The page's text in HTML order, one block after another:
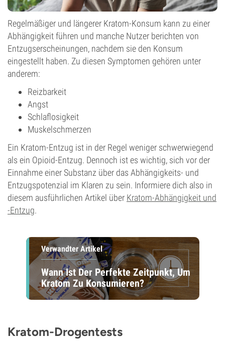
Regelmäßiger und längerer Kratom-Konsum kann zu einer
Abhängigkeit führen und manche Nutzer berichten von
Entzugserscheinungen, nachdem sie den Konsum
eingestellt haben. Zu diesen Symptomen gehören unter
anderem:
Reizbarkeit
Angst
Schlaflosigkeit
Muskelschmerzen
Ein Kratom-Entzug ist in der Regel weniger schwerwiegend
als ein Opioid-Entzug. Dennoch ist es wichtig, sich vor der
Einnahme einer Substanz über das Abhängigkeits- und
Entzugspotenzial im Klaren zu sein. Informiere dich also in
diesem ausführlichen Artikel über Kratom-Abhängigkeit und
-Entzug.
Verwandter Artikel
Wann Ist Der Perfekte Zeitpunkt, Um
Kratom Zu Konsumieren?
Kratom-Drogentests